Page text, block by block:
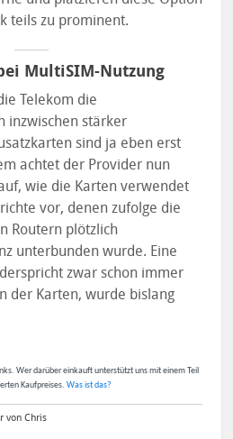
teils zu prominent.
MultiSIM-Nutzung
Telekom die
inzwischen stärker
sind ja eben erst
achtet der Provider nun
wie die Karten verwendet
vor, denen zufolge die
Routern plötzlich
unterbunden wurde. Eine
zwar schon immer
der Karten, wurde bislang
Wer darüber einkauft unterstützt uns mit einem Teil
Kaufpreises. Was ist das?
von Chris